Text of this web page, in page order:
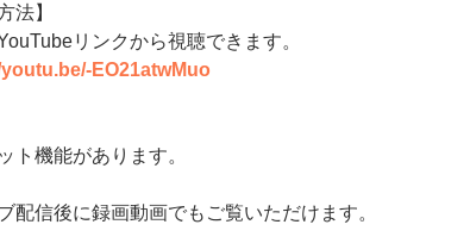
法】
リンクから視聴できます。
EO21atwMuo
ト機能があります。
配信後に録画動画でもご覧いただけます。